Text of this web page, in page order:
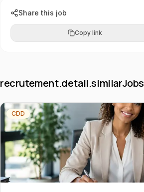
Share this job
Copy link
recrutement.detail.similarJobs
CDD